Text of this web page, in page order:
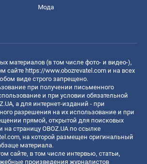
Мода
материалов (в том числе фото- и видео-),
сайте https://www.obozrevatel.com и на всех
виде строго запрещено.
при получении письменного
и при условии обязательной
а для интернет-изданий - при
разрешения на их использование и при
прямой, открытой для поисковых
на страницу OBOZ.UA по ссылке
, на которой размещен оригинальный
материала.
сайте, в том числе интервью, статьи,
произведения журналистов